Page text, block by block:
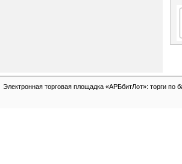
Электронная торговая площадка «АРБбитЛот»: торги по